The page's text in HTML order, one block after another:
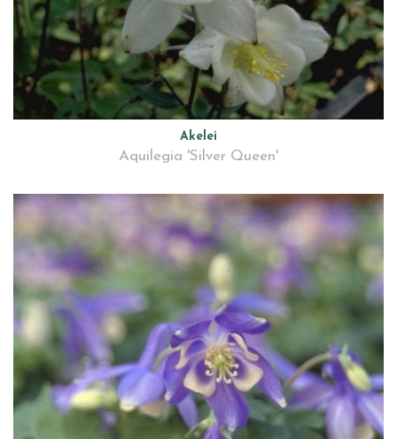
Akelei
Aquilegia 'Silver Queen'